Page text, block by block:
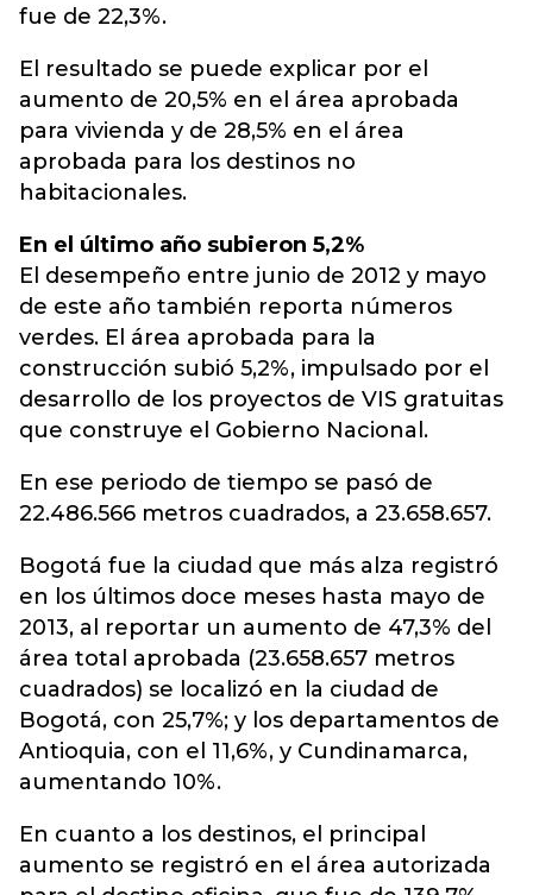
fue de 22,3%.
El resultado se puede explicar por el
aumento de 20,5% en el área aprobada
para vivienda y de 28,5% en el área
aprobada para los destinos no
habitacionales.
En el último año subieron 5,2%
El desempeño entre junio de 2012 y mayo
de este año también reporta números
verdes. El área aprobada para la
construcción subió 5,2%, impulsado por el
desarrollo de los proyectos de VIS gratuitas
que construye el Gobierno Nacional.
En ese periodo de tiempo se pasó de
22.486.566 metros cuadrados, a 23.658.657.
Bogotá fue la ciudad que más alza registró
en los últimos doce meses hasta mayo de
2013, al reportar un aumento de 47,3% del
área total aprobada (23.658.657 metros
cuadrados) se localizó en la ciudad de
Bogotá, con 25,7%; y los departamentos de
Antioquia, con el 11,6%, y Cundinamarca,
aumentando 10%.
En cuanto a los destinos, el principal
aumento se registró en el área autorizada